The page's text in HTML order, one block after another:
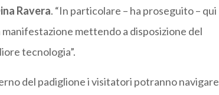
Ravera. “In particolare – ha proseguito – qui
mettendo a disposizione del
tecnologia”.
del padiglione i visitatori potranno navigare